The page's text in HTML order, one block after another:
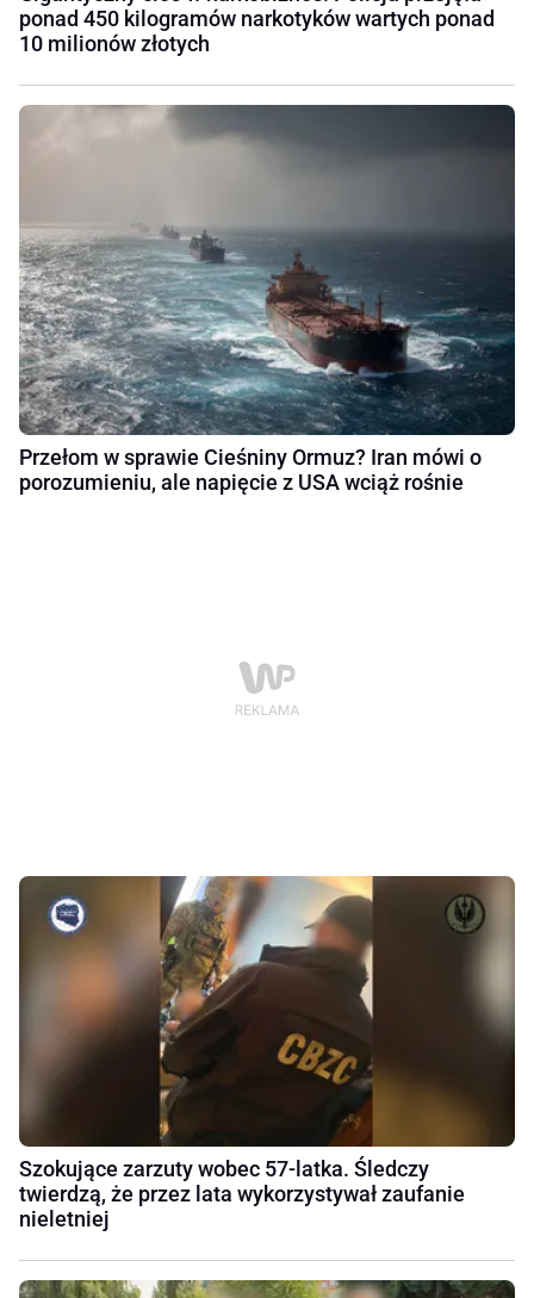
ponad 450 kilogramów narkotyków wartych ponad
10 milionów złotych
Przełom w sprawie Cieśniny Ormuz? Iran mówi o
porozumieniu, ale napięcie z USA wciąż rośnie
Szokujące zarzuty wobec 57-latka. Śledczy
twierdzą, że przez lata wykorzystywał zaufanie
nieletniej